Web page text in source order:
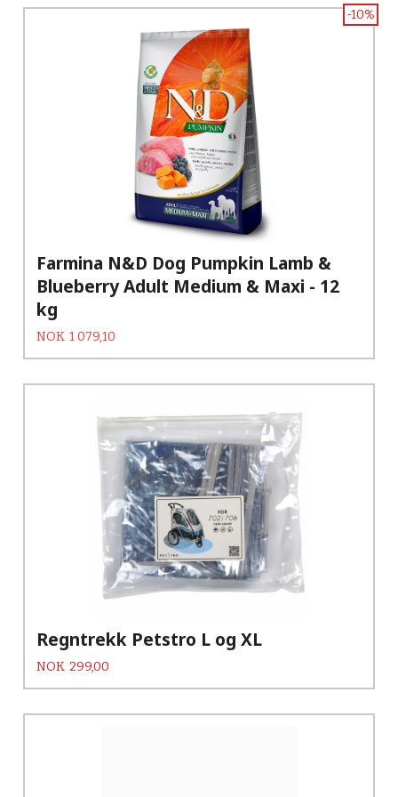
Farmina N&D Dog Pumpkin Lamb &
Blueberry Adult Medium & Maxi - 12
kg
Tilbud
NOK 1 079,10Rabatt
-10%
Regntrekk Petstro L og XL
Pris
NOK 299,00